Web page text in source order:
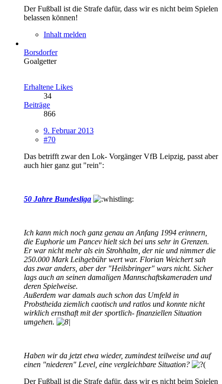
Der Fußball ist die Strafe dafür, dass wir es nicht beim Spielen
belassen können!
Inhalt melden
Borsdorfer
Goalgetter
Erhaltene Likes
34
Beiträge
866
9. Februar 2013
#70
Das betrifft zwar den Lok- Vorgänger VfB Leipzig, passt aber
auch hier ganz gut "rein":
50 Jahre Bundesliga
Ich kann mich noch ganz genau an Anfang 1994 erinnern,
die Euphorie um Pancev hielt sich bei uns sehr in Grenzen.
Er war nicht mehr als ein Strohhalm, der nie und nimmer die
250.000 Mark Leihgebühr wert war. Florian Weichert sah
das zwar anders, aber der "Heilsbringer" wars nicht. Sicher
lags auch an seinen damaligen Mannschaftskameraden und
deren Spielweise.
Außerdem war damals auch schon das Umfeld in
Probstheida ziemlich caotisch und ratlos und konnte nicht
wirklich ernsthaft mit der sportlich- finanziellen Situation
umgehen.
Haben wir da jetzt etwa wieder, zumindest teilweise und auf
einen "niederen" Level, eine vergleichbare Situation?
Der Fußball ist die Strafe dafür, dass wir es nicht beim Spielen